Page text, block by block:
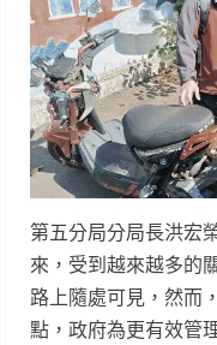
第五分局分局長洪宏
來，受到越來越多的
路上隨處可見，然而
點，政府為更有效管